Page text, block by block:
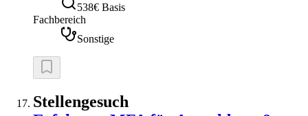
538€ Basis
Fachbereich
Sonstige
Stellengesuch